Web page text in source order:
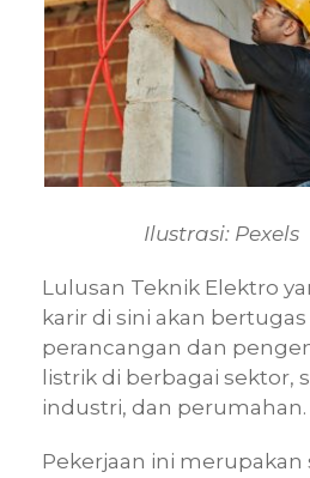
Ilustrasi: Pexels
Lulusan Teknik Elektro
karir di sini akan
perancangan dan
listrik di berbagai sektor,
industri, dan perumahan.
Pekerjaan ini merupakan